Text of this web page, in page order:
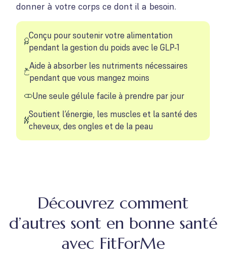
donner à votre corps ce dont il a besoin.
Conçu pour soutenir votre alimentation
pendant la gestion du poids avec le GLP-1
Aide à absorber les nutriments nécessaires
pendant que vous mangez moins
Une seule gélule facile à prendre par jour
Soutient l’énergie, les muscles et la santé des
cheveux, des ongles et de la peau
Découvrez comment
d’autres sont en bonne santé
avec FitForMe